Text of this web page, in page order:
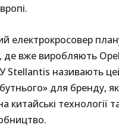
електрокросовер
де вже виробляють
Stellantis називають
для бренду,
китайські технології